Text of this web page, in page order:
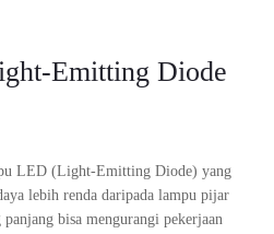
Emitting Diode
LED (Light-Emitting Diode) yang
lebih renda daripada lampu pijar
bisa mengurangi pekerjaan